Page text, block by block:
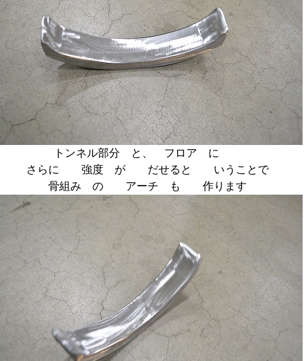
トンネル部分 と、 フロア に
さらに 強度 が だせると いうことで
骨組み の アーチ も 作ります